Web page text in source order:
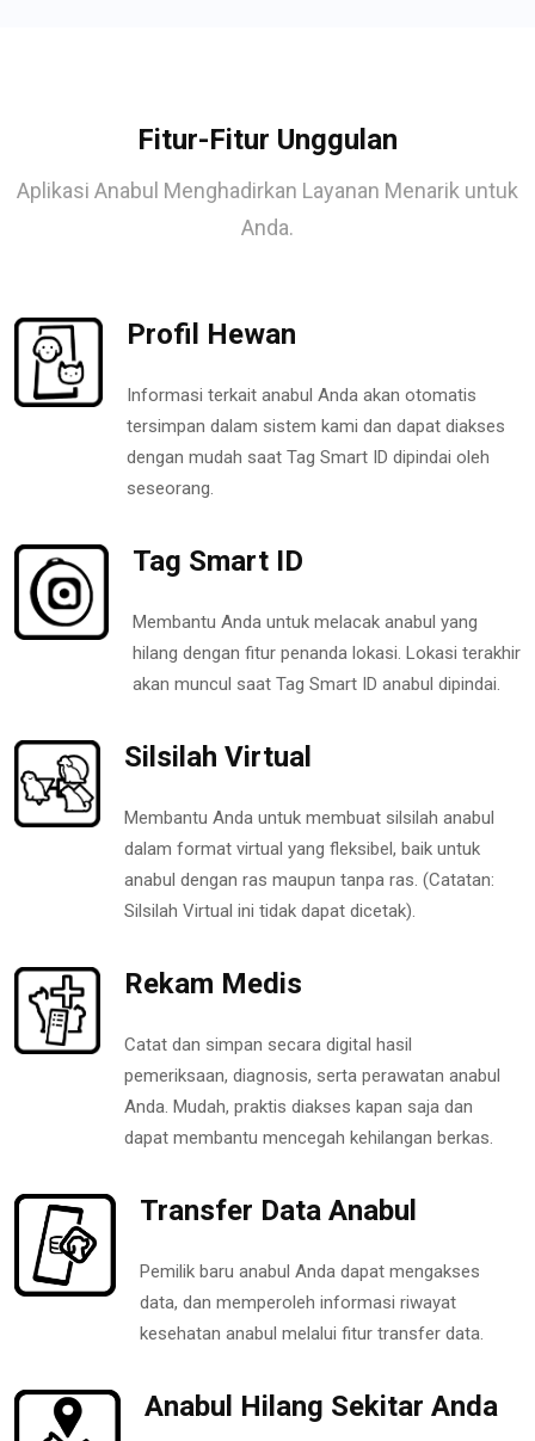
Fitur-Fitur Unggulan
Aplikasi Anabul Menghadirkan Layanan Menarik untuk
Anda.
Profil Hewan
Informasi terkait anabul Anda akan otomatis
tersimpan dalam sistem kami dan dapat diakses
dengan mudah saat Tag Smart ID dipindai oleh
seseorang.
Tag Smart ID
Membantu Anda untuk melacak anabul yang
hilang dengan fitur penanda lokasi. Lokasi terakhir
akan muncul saat Tag Smart ID anabul dipindai.
Silsilah Virtual
Membantu Anda untuk membuat silsilah anabul
dalam format virtual yang fleksibel, baik untuk
anabul dengan ras maupun tanpa ras. (Catatan:
Silsilah Virtual ini tidak dapat dicetak).
Rekam Medis
Catat dan simpan secara digital hasil
pemeriksaan, diagnosis, serta perawatan anabul
Anda. Mudah, praktis diakses kapan saja dan
dapat membantu mencegah kehilangan berkas.
Transfer Data Anabul
Pemilik baru anabul Anda dapat mengakses
data, dan memperoleh informasi riwayat
kesehatan anabul melalui fitur transfer data.
Anabul Hilang Sekitar Anda